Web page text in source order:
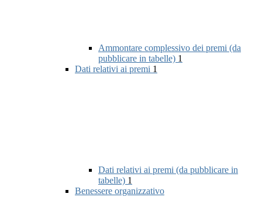
Ammontare complessivo dei premi (da
pubblicare in tabelle) 1
Dati relativi ai premi 1
Dati relativi ai premi (da pubblicare in
tabelle) 1
Benessere organizzativo